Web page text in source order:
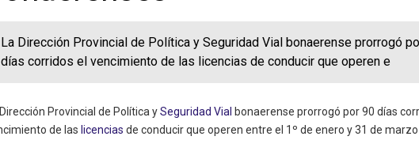
La Dirección Provincial de Política y Seguridad Vial bonaerense prorrogó
días corridos el vencimiento de las licencias de conducir que operen e
Provincial de Política ySeguridad Vial bonaerense prorrogó por 90 días
de las licencias de conducir que operen entre el 1º de enero y 31 de marzo